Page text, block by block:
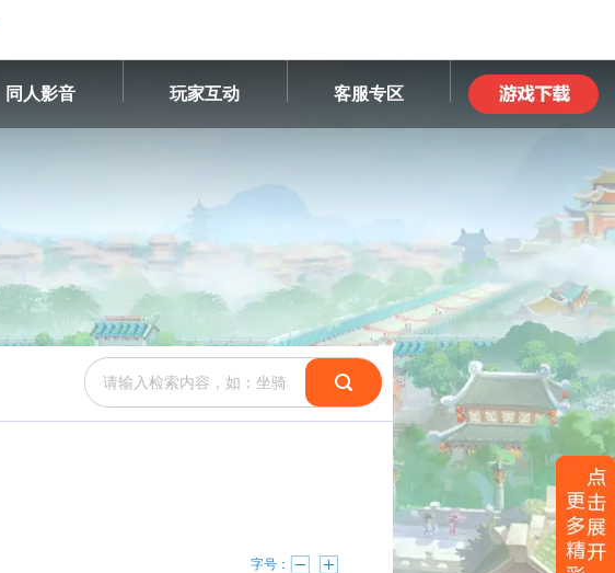
同人影音 玩家互动 客服专区
字号：